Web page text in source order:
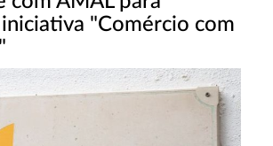
"Comércio com